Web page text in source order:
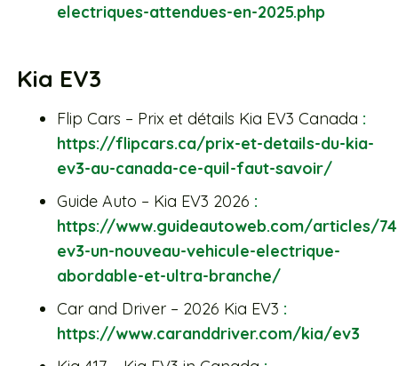
electriques-attendues-en-2025.php
Kia EV3
Flip Cars – Prix et détails Kia EV3 Canada :
https://flipcars.ca/prix-et-details-du-kia-
ev3-au-canada-ce-quil-faut-savoir/
Guide Auto – Kia EV3 2026 :
https://www.guideautoweb.com/articles/
ev3-un-nouveau-vehicule-electrique-
abordable-et-ultra-branche/
Car and Driver – 2026 Kia EV3 :
https://www.caranddriver.com/kia/ev3